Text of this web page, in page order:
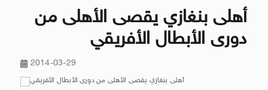
أهلى بنغازي يقصى الأهلى من
دورى الأبطال الأفريقي
2014-03-29